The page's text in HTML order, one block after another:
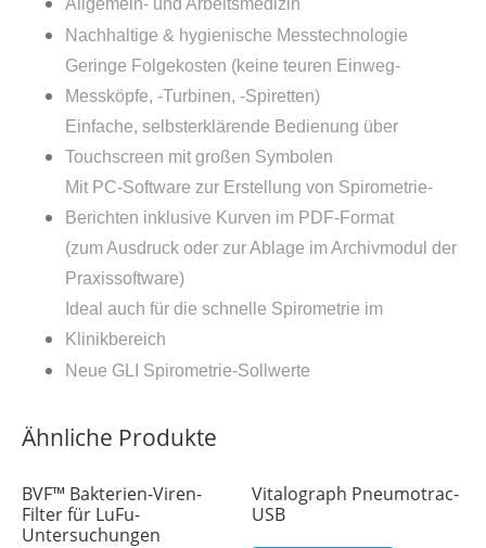
Nachhaltige & hygienische Messtechnologie
Geringe Folgekosten (keine teuren Einweg-
Messköpfe, -Turbinen, -Spiretten)
Einfache, selbsterklärende Bedienung über
Touchscreen mit großen Symbolen
Mit PC-Software zur Erstellung von Spirometrie-
Berichten inklusive Kurven im PDF-Format
(zum Ausdruck oder zur Ablage im Archivmodul der
Praxissoftware)
Ideal auch für die schnelle Spirometrie im
Klinikbereich
Neue GLI Spirometrie-Sollwerte
Ähnliche Produkte
BVF™ Bakterien-Viren-
Filter für LuFu-
Untersuchungen
Vitalograph Pneumotrac-
USB